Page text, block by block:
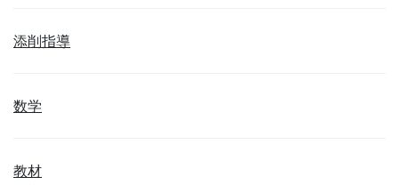
添削指導
数学
教材